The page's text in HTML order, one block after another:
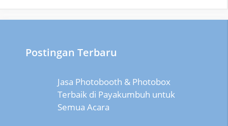
Postingan Terbaru
Jasa Photobooth & Photobox
Terbaik di Payakumbuh untuk
Semua Acara